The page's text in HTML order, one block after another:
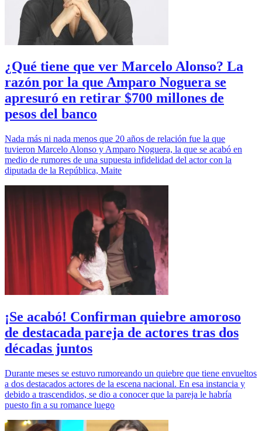
¿Qué tiene que ver Marcelo Alonso? La
razón por la que Amparo Noguera se
apresuró en retirar $700 millones de
pesos del banco
Nada más ni nada menos que 20 años de relación fue la que
tuvieron Marcelo Alonso y Amparo Noguera, la que se acabó en
medio de rumores de una supuesta infidelidad del actor con la
diputada de la República, Maite
¡Se acabó! Confirman quiebre amoroso
de destacada pareja de actores tras dos
décadas juntos
Durante meses se estuvo rumoreando un quiebre que tiene envueltos
a dos destacados actores de la escena nacional. En esa instancia y
debido a trascendidos, se dio a conocer que la pareja le habría
puesto fin a su romance luego